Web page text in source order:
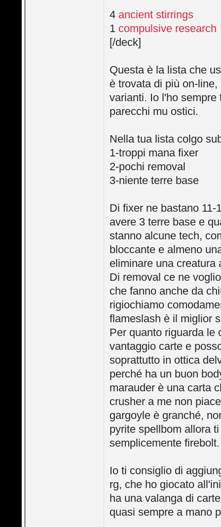
4 ancient stirrings
1 compulsive research
[/deck]
Questa è la lista che
è trovata di più on-
varianti. Io l'ho
parecchi mu ostici.
Nella tua lista colgo
1-troppi mana fixer
2-pochi removal
3-niente terre base
Di fixer ne bastano
avere 3 terre base e
stanno alcune tech,
bloccante e almeno
eliminare una creatura
Di removal ce ne
che fanno anche da
rigiochiamo
flameslash è il miglior
Per quanto riguarda le
vantaggio carte e
soprattutto in ottica
perché ha un buon
marauder è una carta
crusher a me non
gargoyle è granché,
pyrite spellbom allora
semplicemente firebolt.
Io ti consiglio di
rg, che ho giocato
ha una valanga di
quasi sempre a mano